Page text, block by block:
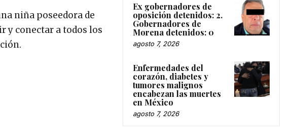
niña poseedora de
y conectar a todos los
Ex gobernadores de
oposición detenidos: 2.
Gobernadores de
Morena detenidos: 0
agosto 7, 2026
Enfermedades del
corazón, diabetes y
tumores malignos
encabezan las muertes
en México
agosto 7, 2026